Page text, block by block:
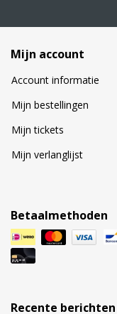
Mijn account
Account informatie
Mijn bestellingen
Mijn tickets
Mijn verlanglijst
Betaalmethoden
Recente berichten